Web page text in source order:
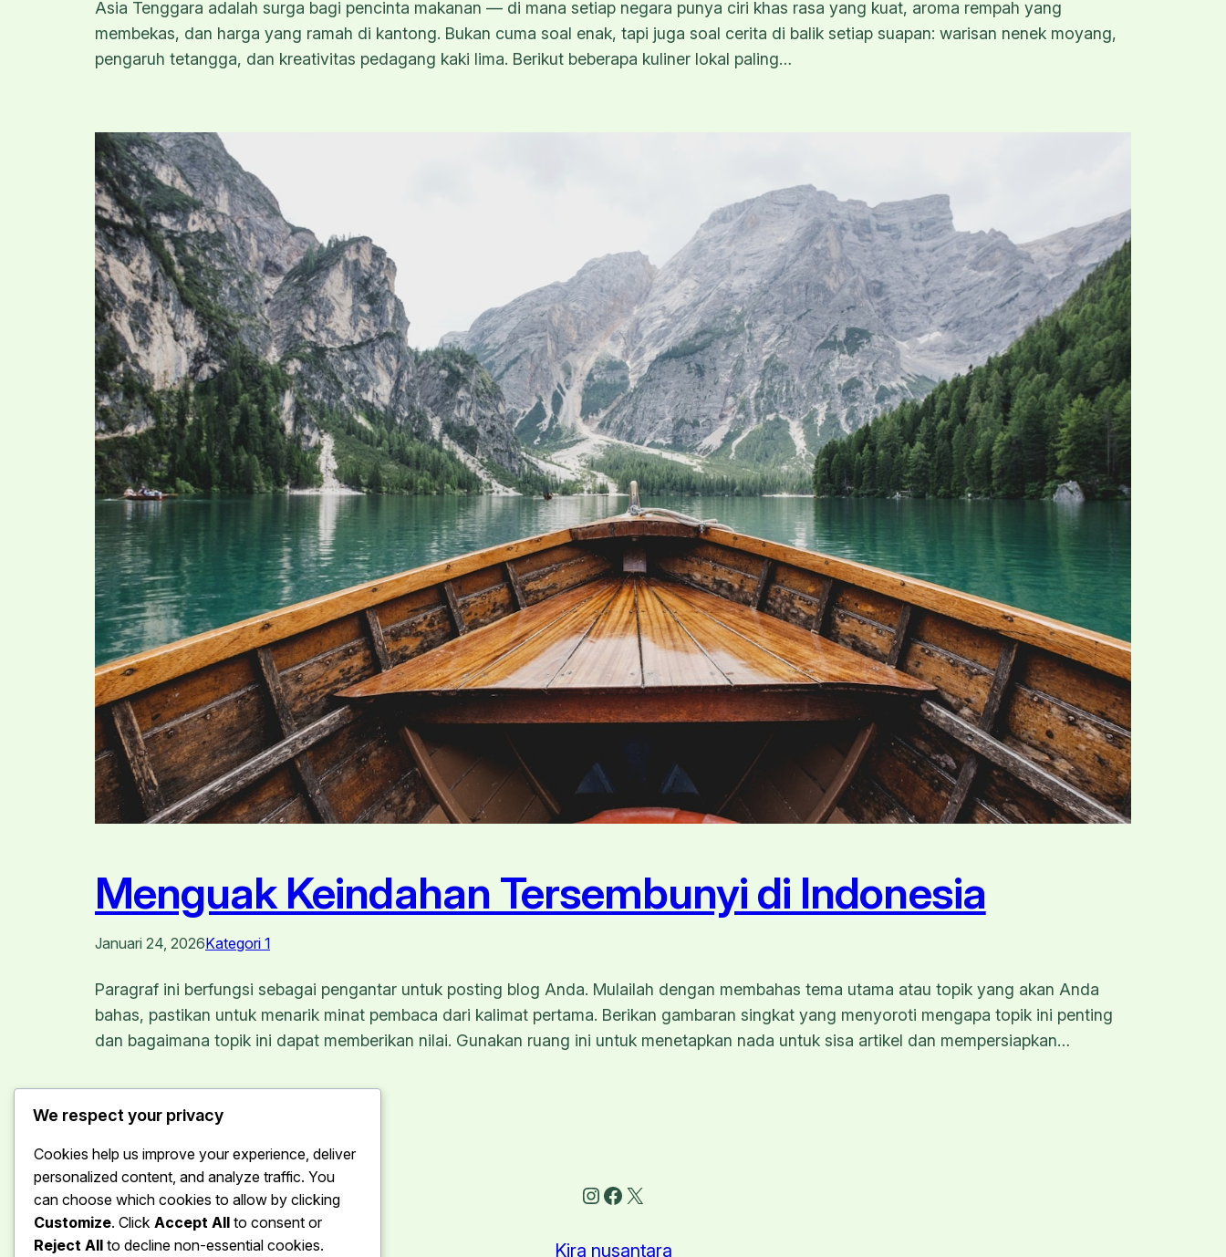
Asia Tenggara adalah surga bagi pencinta makanan — di mana setiap negara punya ciri khas rasa yang kuat, aroma rempah yang
membekas, dan harga yang ramah di kantong. Bukan cuma soal enak, tapi juga soal cerita di balik setiap suapan: warisan nenek moyang,
pengaruh tetangga, dan kreativitas pedagang kaki lima. Berikut beberapa kuliner lokal paling…
Menguak Keindahan Tersembunyi di Indonesia
Januari 24, 2026Kategori 1
Paragraf ini berfungsi sebagai pengantar untuk posting blog Anda. Mulailah dengan membahas tema utama atau topik yang akan Anda
bahas, pastikan untuk menarik minat pembaca dari kalimat pertama. Berikan gambaran singkat yang menyoroti mengapa topik ini penting
dan bagaimana topik ini dapat memberikan nilai. Gunakan ruang ini untuk menetapkan nada untuk sisa artikel dan mempersiapkan…
Instagram
Facebook
X
Kira nusantara
We respect your privacy
Cookies help us improve your experience, deliver
personalized content, and analyze traffic. You
can choose which cookies to allow by clicking
Customize. Click Accept All to consent or
Reject All to decline non-essential cookies.